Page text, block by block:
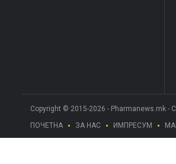
Copyright © 2015-2026 - Pharmanews.mk -
ПОЧЕТНА
ЗА НАС ИМПРЕСУМ